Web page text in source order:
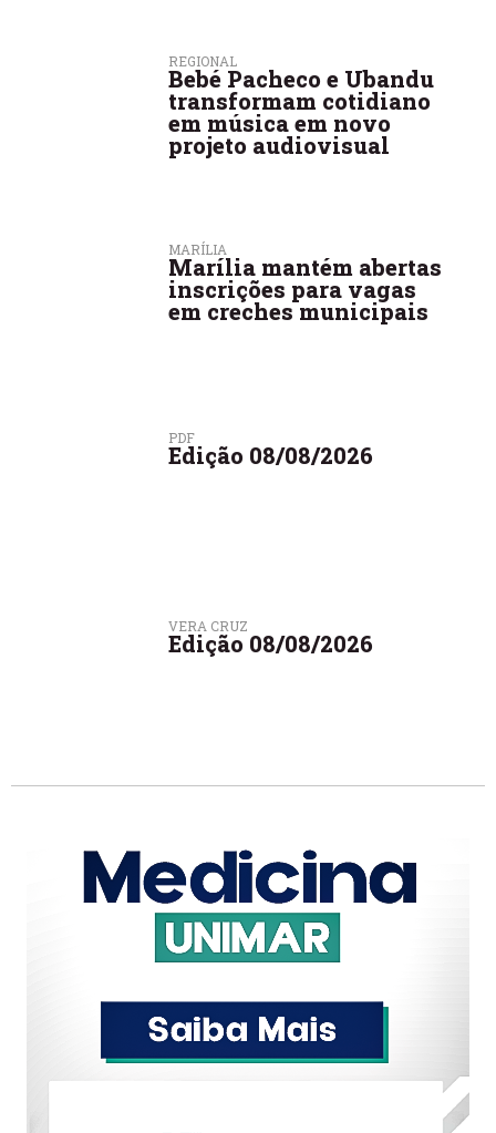
REGIONAL
Bebé Pacheco e Ubandu
transformam cotidiano
em música em novo
projeto audiovisual
MARÍLIA
Marília mantém abertas
inscrições para vagas
em creches municipais
PDF
Edição 08/08/2026
VERA CRUZ
Edição 08/08/2026